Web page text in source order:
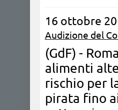
16 ottobre
Audizione del
(GdF) -
alimenti
rischio per
pirata fino